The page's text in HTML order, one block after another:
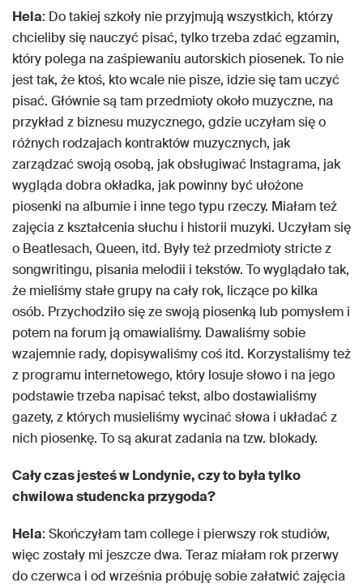
Hela: Do takiej szkoły nie przyjmują wszystkich, którzy
chcieliby się nauczyć pisać, tylko trzeba zdać egzamin,
który polega na zaśpiewaniu autorskich piosenek. To nie
jest tak, że ktoś, kto wcale nie pisze, idzie się tam uczyć
pisać. Głównie są tam przedmioty około muzyczne, na
przykład z biznesu muzycznego, gdzie uczyłam się o
różnych rodzajach kontraktów muzycznych, jak
zarządzać swoją osobą, jak obsługiwać Instagrama, jak
wygląda dobra okładka, jak powinny być ułożone
piosenki na albumie i inne tego typu rzeczy. Miałam też
zajęcia z kształcenia słuchu i historii muzyki. Uczyłam się
o Beatlesach, Queen, itd. Były też przedmioty stricte z
songwritingu, pisania melodii i tekstów. To wyglądało tak,
że mieliśmy stałe grupy na cały rok, liczące po kilka
osób. Przychodziło się ze swoją piosenką lub pomysłem i
potem na forum ją omawialiśmy. Dawaliśmy sobie
wzajemnie rady, dopisywaliśmy coś itd. Korzystaliśmy też
z programu internetowego, który losuje słowo i na jego
podstawie trzeba napisać tekst, albo dostawialiśmy
gazety, z których musieliśmy wycinać słowa i układać z
nich piosenkę. To są akurat zadania na tzw. blokady.
Cały czas jesteś w Londynie, czy to była tylko
chwilowa studencka przygoda?
Hela: Skończyłam tam college i pierwszy rok studiów,
więc zostały mi jeszcze dwa. Teraz miałam rok przerwy
do czerwca i od września próbuję sobie załatwić zajęcia